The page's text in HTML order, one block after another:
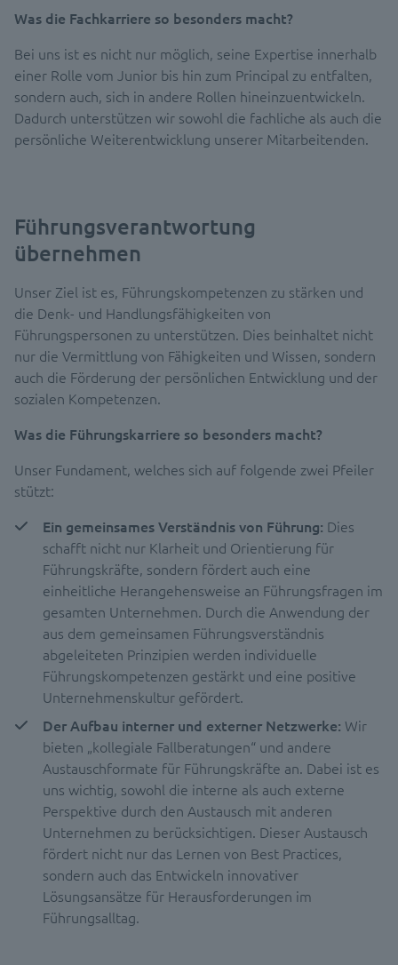
Was die Fachkarriere so besonders macht?
Bei uns ist es nicht nur möglich, seine Expertise innerhalb
einer Rolle vom Junior bis hin zum Principal zu entfalten,
sondern auch, sich in andere Rollen hineinzuentwickeln.
Dadurch unterstützen wir sowohl die fachliche als auch die
persönliche Weiterentwicklung unserer Mitarbeitenden.
Führungsverantwortung
übernehmen
Unser Ziel ist es, Führungskompetenzen zu stärken und
die Denk- und Handlungsfähigkeiten von
Führungspersonen zu unterstützen. Dies beinhaltet nicht
nur die Vermittlung von Fähigkeiten und Wissen, sondern
auch die Förderung der persönlichen Entwicklung und der
sozialen Kompetenzen.
Was die Führungskarriere so besonders macht?
Unser Fundament, welches sich auf folgende zwei Pfeiler
stützt:
Ein gemeinsames Verständnis von Führung: Dies
schafft nicht nur Klarheit und Orientierung für
Führungskräfte, sondern fördert auch eine
einheitliche Herangehensweise an Führungsfragen im
gesamten Unternehmen. Durch die Anwendung der
aus dem gemeinsamen Führungsverständnis
abgeleiteten Prinzipien werden individuelle
Führungskompetenzen gestärkt und eine positive
Unternehmenskultur gefördert.
Der Aufbau interner und externer Netzwerke: Wir
bieten „kollegiale Fallberatungen“ und andere
Austauschformate für Führungskräfte an. Dabei ist es
uns wichtig, sowohl die interne als auch externe
Perspektive durch den Austausch mit anderen
Unternehmen zu berücksichtigen. Dieser Austausch
fördert nicht nur das Lernen von Best Practices,
sondern auch das Entwickeln innovativer
Lösungsansätze für Herausforderungen im
Führungsalltag.